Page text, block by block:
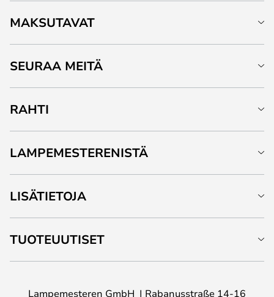
MAKSUTAVAT
SEURAA MEITÄ
RAHTI
LAMPEMESTERENISTÄ
LISÄTIETOJA
TUOTEUUTISET
Lampemesteren GmbH Rabanusstraße 14-16